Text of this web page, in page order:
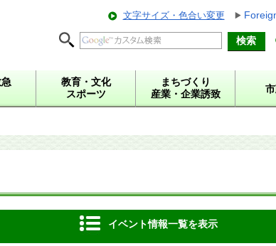
文字サイズ・色合い変更
教育・文化
スポーツ
まちづくり
産業・企業誘致
イベント情報一覧を表示